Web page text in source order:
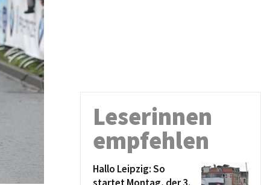
Leserinnen
empfehlen
Hallo Leipzig: So